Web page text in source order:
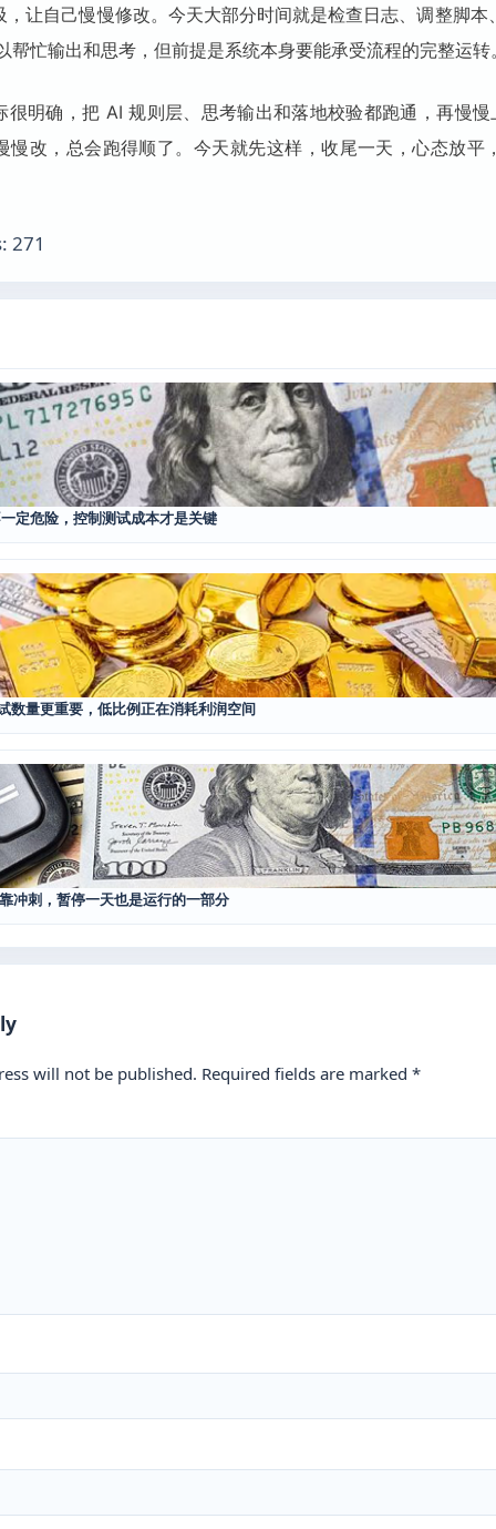
，让自己慢慢修改。今天大部分时间就是检查日志、调整脚本
帮忙输出和思考，但前提是系统本身要能承受流程的完整运转
很明确，把 AI 规则层、思考输出和落地校验都跑通，再慢
慢改，总会跑得顺了。今天就先这样，收尾一天，心态放平
271
定危险，控制测试成本才是关键
数量更重要，低比例正在消耗利润空间
冲刺，暂停一天也是运行的一部分
will not be published. Required fields are marked *